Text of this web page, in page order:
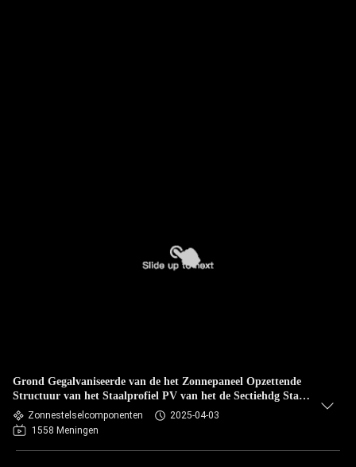
Grond Gegalvaniseerde van de het Zonnepaneel Opzettende
Structuur van het Staalprofiel PV van het de Sectiehdg Staal
Enige Steunstructuur
Zonnestelselcomponenten
2025-04-03
1558 Meningen